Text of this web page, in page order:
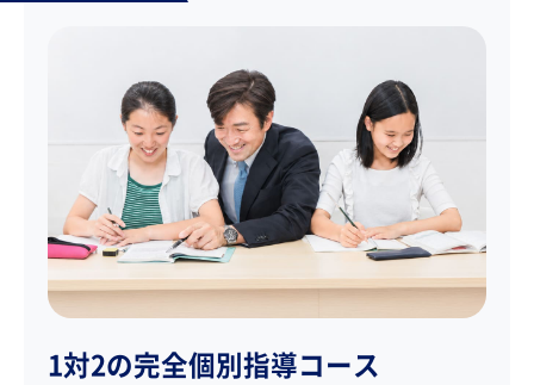
1対2の完全個別指導コース